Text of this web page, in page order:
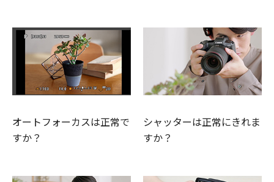
オートフォーカスは正常で
すか？
シャッターは正常にきれま
すか？